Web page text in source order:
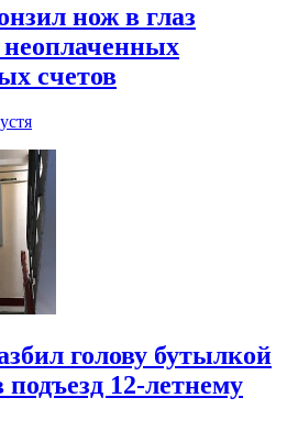
нож в глаз
неоплаченных
счетов
голову бутылкой
12-летнему